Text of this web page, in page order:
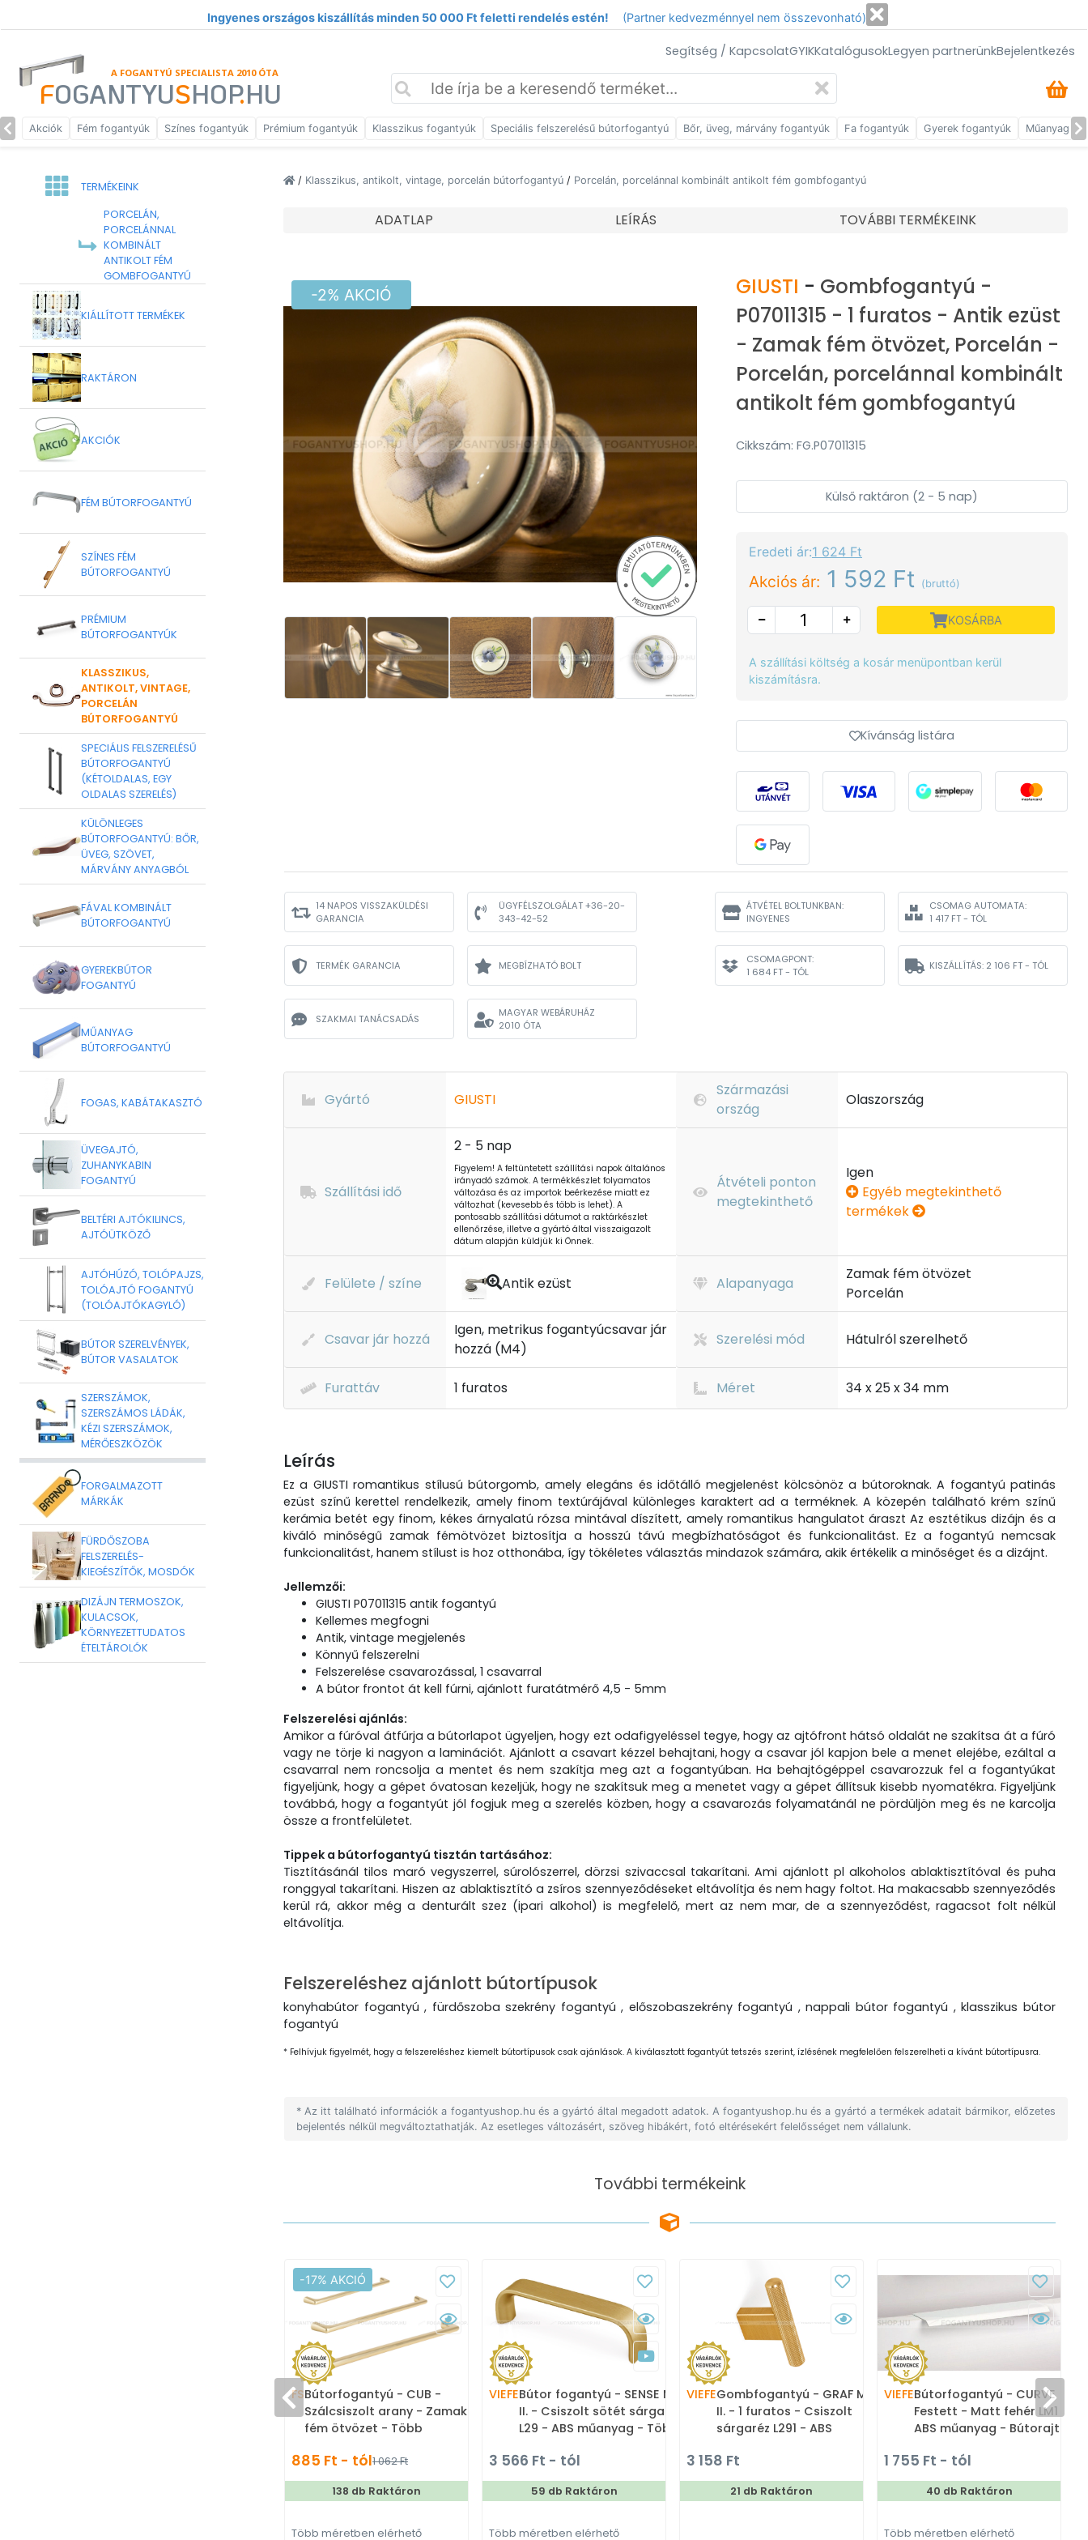
Ingyenes országos kiszállítás minden 50 000 Ft feletti rendelés estén! (Partner kedvezménnyel nem összevonható)
Segítség / KapcsolatGYIKKatalógusokLegyen partnerünkBejelentkezés
A FOGANTYÚ SPECIALISTA 2010 ÓTA
FOGANTYUSHOP.HU
Akciók Fém fogantyúk Színes fogantyúk Prémium fogantyúk Klasszikus fogantyúk Speciális felszerelésű bútorfogantyú Bőr, üveg, márvány fogantyúk Fa fogantyúk Gyerek fogantyúk Műanyag
TERMÉKEINK
PORCELÁN,
PORCELÁNNAL
KOMBINÁLT
ANTIKOLT FÉM
GOMBFOGANTYÚ
KIÁLLÍTOTT TERMÉKEK
RAKTÁRON
AKCIÓK
FÉM BÚTORFOGANTYÚ
SZÍNES FÉM
BÚTORFOGANTYÚ
PRÉMIUM
BÚTORFOGANTYÚK
KLASSZIKUS,
ANTIKOLT, VINTAGE,
PORCELÁN
BÚTORFOGANTYÚ
SPECIÁLIS FELSZERELÉSŰ
BÚTORFOGANTYÚ
(KÉTOLDALAS, EGY
OLDALAS SZERELÉS)
KÜLÖNLEGES
BÚTORFOGANTYÚ: BŐR,
ÜVEG, SZÖVET,
MÁRVÁNY ANYAGBÓL
FÁVAL KOMBINÁLT
BÚTORFOGANTYÚ
GYEREKBÚTOR
FOGANTYÚ
MŰANYAG
BÚTORFOGANTYÚ
FOGAS, KABÁTAKASZTÓ
ÜVEGAJTÓ,
ZUHANYKABIN
FOGANTYÚ
BELTÉRI AJTÓKILINCS,
AJTÓÜTKÖZŐ
AJTÓHÚZÓ, TOLÓPAJZS,
TOLÓAJTÓ FOGANTYÚ
(TOLÓAJTÓKAGYLÓ)
BÚTOR SZERELVÉNYEK,
BÚTOR VASALATOK
SZERSZÁMOK,
SZERSZÁMOS LÁDÁK,
KÉZI SZERSZÁMOK,
MÉRŐESZKÖZÖK
FORGALMAZOTT
MÁRKÁK
FÜRDŐSZOBA
FELSZERELÉS-
KIEGÉSZÍTŐK, MOSDÓK
DIZÁJN TERMOSZOK,
KULACSOK,
KÖRNYEZETTUDATOS
ÉTELTÁROLÓK
/ Klasszikus, antikolt, vintage, porcelán bútorfogantyú / Porcelán, porcelánnal kombinált antikolt fém gombfogantyú
ADATLAP LEÍRÁS TOVÁBBI TERMÉKEINK
-2% AKCIÓ GIUSTI - Gombfogantyú -
P07011315 - 1 furatos - Antik ezüst
- Zamak fém ötvözet, Porcelán -
Porcelán, porcelánnal kombinált
antikolt fém gombfogantyú
Cikkszám: FG.P07011315
Külső raktáron (2 - 5 nap)
Eredeti ár:1 624 Ft
Akciós ár: 1 592 Ft (bruttó)
KOSÁRBA
A szállítási költség a kosár menüpontban kerül
kiszámításra.
Kívánság listára
14 NAPOS VISSZAKÜLDÉSI
GARANCIA
ÜGYFÉLSZOLGÁLAT +36-20-
343-42-52
TERMÉK GARANCIA MEGBÍZHATÓ BOLT
SZAKMAI TANÁCSADÁS
MAGYAR WEBÁRUHÁZ
2010 ÓTA
ÁTVÉTEL BOLTUNKBAN:
INGYENES
CSOMAG AUTOMATA:
1 417 FT - TÓL
CSOMAGPONT:
1 684 FT - TÓL
KISZÁLLÍTÁS: 2 106 FT - TÓL
Gyártó GIUSTI
Származási
ország
Olaszország
Szállítási idő
2 - 5 nap
Figyelem! A feltüntetett szállítási napok általános
irányadó számok. A termékkészlet folyamatos
változása és az importok beérkezése miatt ez
változhat (kevesebb és több is lehet). A
pontosabb szállítási dátumot a raktárkészlet
ellenőrzése, illetve a gyártó által visszaigazolt
dátum alapján küldjük ki Önnek.
Átvételi ponton
megtekinthető
Igen
Egyéb megtekinthető
termékek
Felülete / színe Antik ezüst Alapanyaga
Zamak fém ötvözet
Porcelán
Csavar jár hozzá
Igen, metrikus fogantyúcsavar jár
hozzá (M4)
Szerelési mód Hátulról szerelhető
Furattáv 1 furatos Méret 34 x 25 x 34 mm
Leírás
Ez a GIUSTI romantikus stílusú bútorgomb, amely elegáns és időtálló megjelenést kölcsönöz a bútoroknak. A fogantyú patinás
ezüst színű kerettel rendelkezik, amely finom textúrájával különleges karaktert ad a terméknek. A közepén található krém színű
kerámia betét egy finom, kékes árnyalatú rózsa mintával díszített, amely romantikus hangulatot áraszt Az esztétikus dizájn és a
kiváló minőségű zamak fémötvözet biztosítja a hosszú távú megbízhatóságot és funkcionalitást. Ez a fogantyú nemcsak
funkcionalitást, hanem stílust is hoz otthonába, így tökéletes választás mindazok számára, akik értékelik a minőséget és a dizájnt.
Jellemzői:
GIUSTI P07011315 antik fogantyú
Kellemes megfogni
Antik, vintage megjelenés
Könnyű felszerelni
Felszerelése csavarozással, 1 csavarral
A bútor frontot át kell fúrni, ajánlott furatátmérő 4,5 - 5mm
Felszerelési ajánlás:
Amikor a fúróval átfúrja a bútorlapot ügyeljen, hogy ezt odafigyeléssel tegye, hogy az ajtófront hátsó oldalát ne szakítsa át a fúró
vagy ne törje ki nagyon a laminációt. Ajánlott a csavart kézzel behajtani, hogy a csavar jól kapjon bele a menet elejébe, ezáltal a
csavarral nem roncsolja a mentet és nem szakítja meg azt a fogantyúban. Ha behajtógéppel csavarozzuk fel a fogantyúkat
figyeljünk, hogy a gépet óvatosan kezeljük, hogy ne szakítsuk meg a menetet vagy a gépet állítsuk kisebb nyomatékra. Figyeljünk
továbbá, hogy a fogantyút jól fogjuk meg a szerelés közben, hogy a csavarozás folyamatánál ne pördüljön meg és ne karcolja
össze a frontfelületet.
Tippek a bútorfogantyú tisztán tartásához:
Tisztításánál tilos maró vegyszerrel, súrolószerrel, dörzsi szivaccsal takarítani. Ami ajánlott pl alkoholos ablaktisztítóval és puha
ronggyal takarítani. Hiszen az ablaktisztító a zsíros szennyeződéseket eltávolítja és nem hagy foltot. Ha makacsabb szennyeződés
kerül rá, akkor még a denturált szez (ipari alkohol) is megfelelő, mert az nem mar, de a szennyeződést, ragacsot folt nélkül
eltávolítja.
Felszereléshez ajánlott bútortípusok
konyhabútor fogantyú , fürdőszoba szekrény fogantyú , előszobaszekrény fogantyú , nappali bútor fogantyú , klasszikus bútor
fogantyú
* Felhívjuk figyelmét, hogy a felszereléshez kiemelt bútortípusok csak ajánlások. A kiválasztott fogantyút tetszés szerint, ízlésének megfelelően felszerelheti a kívánt bútortípusra.
* Az itt található információk a fogantyushop.hu és a gyártó által megadott adatok. A fogantyushop.hu és a gyártó a termékek adatait bármikor, előzetes
bejelentés nélkül megváltoztathatják. Az esetleges változásért, szöveg hibákért, fotó eltérésekért felelősséget nem vállalunk.
További termékeink
-17% AKCIÓ
FSBútorfogantyú - CUB -
Szálcsiszolt arany - Zamak
fém ötvözet - Több
fém bútorfogantyú
885 Ft - tól1 062 Ft
138 db Raktáron
Több méretben elérhető
VIEFEBútor fogantyú - SENSE MINI
II. - Csiszolt sötét sárgaréz
L29 - ABS műanyag - Több
fém bútorfogantyú
3 566 Ft - tól
59 db Raktáron
Több méretben elérhető
VIEFEGombfogantyú - GRAF MINI
II. - 1 furatos - Csiszolt
sárgaréz L291 - ABS
gombfogantyú, bútorgomb
3 158 Ft
21 db Raktáron
VIEFEBútorfogantyú - CURVE
Festett - Matt fehér LM1 -
ABS műanyag - Bútorajtó
fogantyú
1 755 Ft - tól
40 db Raktáron
Több méretben elérhető